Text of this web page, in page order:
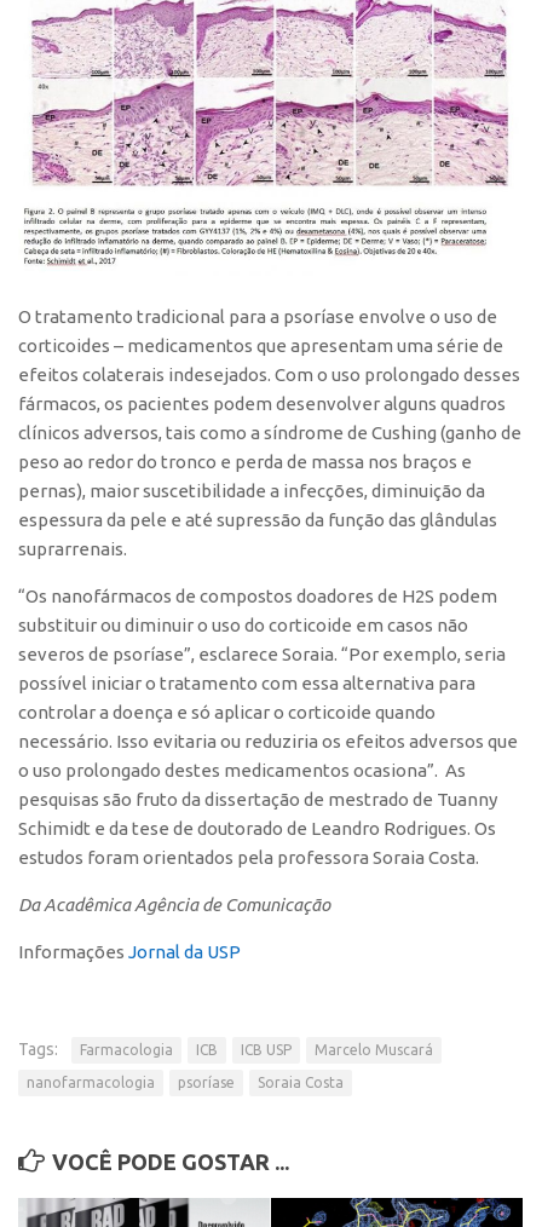
Banco de Patentes
Patentes em Destaque
Inteligência Competitiva
Showroom de Tecnologias
Empreendedorismo
Jornada Empreendedora
Bolsas
Bolsa Empreendedorismo
Bolsa Startup USP
Entidades
Pesquisa
EMBRAPIIs
CEPIDs
CEPIX
CPEs
INCTs
PRPI/USP
Eventos
Bússola da Inovação
Fala Inovação (Webinar)
O tratamento tradicional para a psoríase envolve o uso de
corticoides – medicamentos que apresentam uma série de
efeitos colaterais indesejados. Com o uso prolongado desses
fármacos, os pacientes podem desenvolver alguns quadros
clínicos adversos, tais como a síndrome de Cushing (ganho de
peso ao redor do tronco e perda de massa nos braços e
pernas), maior suscetibilidade a infecções, diminuição da
espessura da pele e até supressão da função das glândulas
suprarrenais.
“Os nanofármacos de compostos doadores de H2S podem
substituir ou diminuir o uso do corticoide em casos não
severos de psoríase”, esclarece Soraia. “Por exemplo, seria
possível iniciar o tratamento com essa alternativa para
controlar a doença e só aplicar o corticoide quando
necessário. Isso evitaria ou reduziria os efeitos adversos que
o uso prolongado destes medicamentos ocasiona”. As
pesquisas são fruto da dissertação de mestrado de Tuanny
Schimidt e da tese de doutorado de Leandro Rodrigues. Os
estudos foram orientados pela professora Soraia Costa.
Da Acadêmica Agência de Comunicação
Informações Jornal da USP
Tags: Farmacologia ICB ICB USP Marcelo Muscará
nanofarmacologia psoríase Soraia Costa
VOCÊ PODE GOSTAR ...